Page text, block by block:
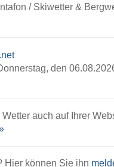
/ Skiwetter &
den
auch auf Ihrer
Hier können Sie ihn